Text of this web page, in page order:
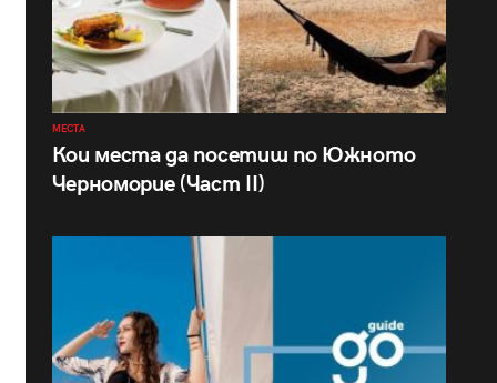
МЕСТА
Кои места да посетиш по Южното
Черноморие (Част II)